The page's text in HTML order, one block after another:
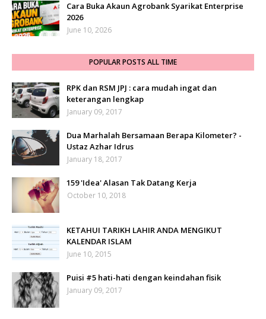
Cara Buka Akaun Agrobank Syarikat Enterprise
2026
June 10, 2026
POPULAR POSTS ALL TIME
RPK dan RSM JPJ : cara mudah ingat dan
keterangan lengkap
January 09, 2017
Dua Marhalah Bersamaan Berapa Kilometer? -
Ustaz Azhar Idrus
January 18, 2017
159 'Idea' Alasan Tak Datang Kerja
October 10, 2018
KETAHUI TARIKH LAHIR ANDA MENGIKUT
KALENDAR ISLAM
June 10, 2015
Puisi #5 hati-hati dengan keindahan fisik
January 09, 2017